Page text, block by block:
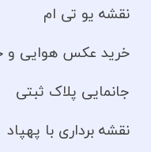
نقشه یو تی ام
خرید عکس هوایی و
جانمایی پلاک ثبتی
نقشه برداری با پهپاد